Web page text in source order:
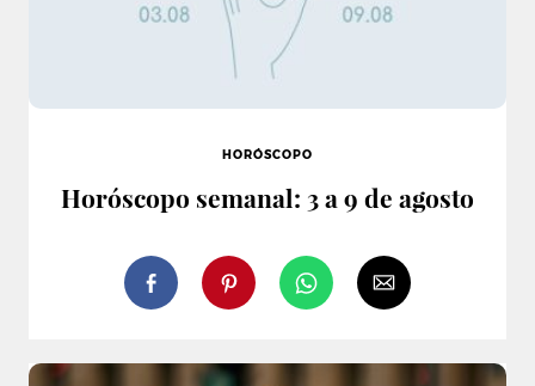
HORÓSCOPO
Horóscopo semanal: 3 a 9 de agosto